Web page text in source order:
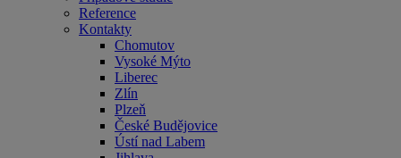
Reference
Kontakty
Chomutov
Vysoké Mýto
Liberec
Zlín
Plzeň
České Budějovice
Ústí nad Labem